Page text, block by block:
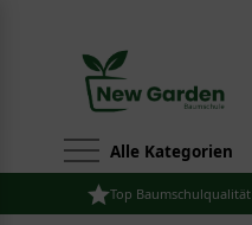
Alle Kategorien
Top Baumschulqualität